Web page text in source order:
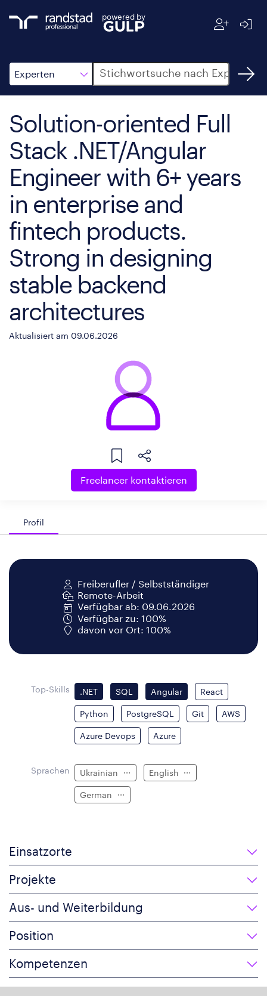
powered by
Experten
Suche
Solution-oriented Full
Stack .NET/Angular
Engineer with 6+ years
in enterprise and
fintech products.
Strong in designing
stable backend
architectures
Aktualisiert am 09.06.2026
Freelancer kontaktieren
Profil
Freiberufler / Selbstständiger
Remote-Arbeit
Verfügbar ab: 09.06.2026
Verfügbar zu: 100%
davon vor Ort: 100%
Top-Skills .NET SQL Angular React
Python PostgreSQL Git AWS
Azure Devops Azure
Sprachen Ukrainian English
German
Einsatzorte
Projekte
Aus- und Weiterbildung
Position
Kompetenzen